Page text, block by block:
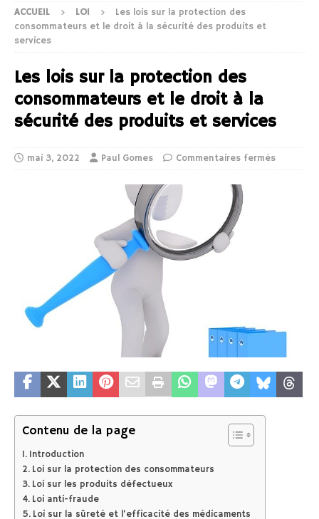
ACCUEIL LOI
Les lois sur la protection des
consommateurs et le droit à la sécurité des produits et
services
Les lois sur la protection des
consommateurs et le droit à la
sécurité des produits et services
mai 3, 2022 Paul Gomes Commentaires fermés
Contenu de la page
Introduction
Loi sur la protection des consommateurs
Loi sur les produits défectueux
Loi anti-fraude
Loi sur la sûreté et l’efficacité des médicaments